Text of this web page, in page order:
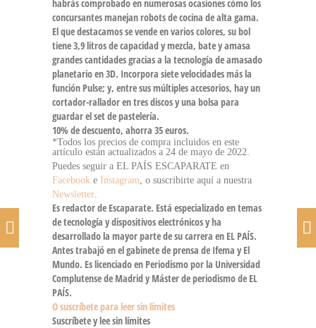
habrás comprobado en numerosas ocasiones cómo los
concursantes manejan robots de cocina de alta gama.
El que destacamos se vende en varios colores, su bol
tiene 3,9 litros de capacidad y mezcla, bate y amasa
grandes cantidades gracias a la tecnología de amasado
planetario en 3D. Incorpora siete velocidades más la
función Pulse; y, entre sus múltiples accesorios, hay un
cortador-rallador en tres discos y una bolsa para
guardar el set de pastelería.
10% de descuento, ahorra 35 euros.
*Todos los precios de compra incluidos en este
artículo están actualizados a 24 de mayo de 2022.
Puedes seguir a EL PAÍS ESCAPARATE en
Facebook e Instagram, o suscribirte aquí a nuestra
Newsletter.
Es redactor de Escaparate. Está especializado en temas
de tecnología y dispositivos electrónicos y ha
desarrollado la mayor parte de su carrera en EL PAÍS.
Antes trabajó en el gabinete de prensa de Ifema y El
Mundo. Es licenciado en Periodismo por la Universidad
Complutense de Madrid y Máster de periodismo de EL
PAÍS.
O suscríbete para leer sin límites
Suscríbete y lee sin límites